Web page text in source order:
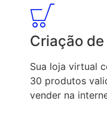
Criação
Sua loja virtual
30 produtos
vender na